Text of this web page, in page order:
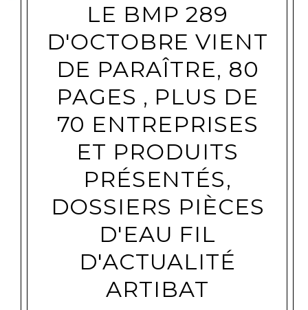
LE BMP 289
D'OCTOBRE VIENT
DE PARAÎTRE, 80
PAGES , PLUS DE
70 ENTREPRISES
ET PRODUITS
PRÉSENTÉS,
DOSSIERS PIÈCES
D'EAU FIL
D'ACTUALITÉ
ARTIBAT